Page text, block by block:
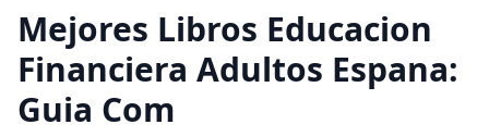
Mejores Libros Educacion
Financiera Adultos Espana:
Guia Com